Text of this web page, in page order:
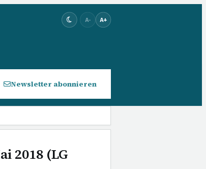
A- A+
Newsletter abonnieren
2018 (LG